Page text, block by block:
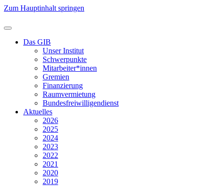
Zum Hauptinhalt springen
Das GIB
Unser Institut
Schwerpunkte
Mitarbeiter*innen
Gremien
Finanzierung
Raumvermietung
Bundesfreiwilligendienst
Aktuelles
2026
2025
2024
2023
2022
2021
2020
2019